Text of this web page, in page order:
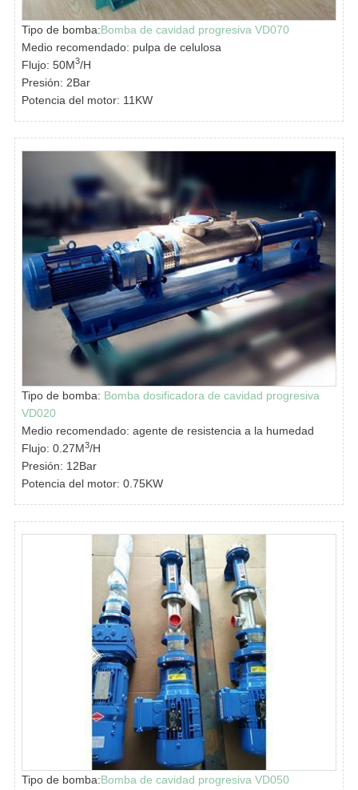
Tipo de bomba:Bomba de cavidad progresiva VD070
Medio recomendado: pulpa de celulosa
Flujo: 50M3/H
Presión: 2Bar
Potencia del motor: 11KW
Tipo de bomba: Bomba dosificadora de cavidad progresiva
VD020
Medio recomendado: agente de resistencia a la humedad
Flujo: 0.27M3/H
Presión: 12Bar
Potencia del motor: 0.75KW
Tipo de bomba:Bomba de cavidad progresiva VD050